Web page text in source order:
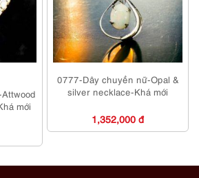
mới
0777-Dây chuyền nữ-Opal &
silver necklace-Khá mới
1,352,000 đ